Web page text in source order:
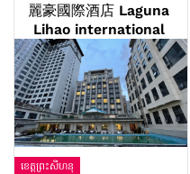
麗豪國際酒店 Laguna
Lihao international
Hotel
ខេត្តព្រះសីហនុ